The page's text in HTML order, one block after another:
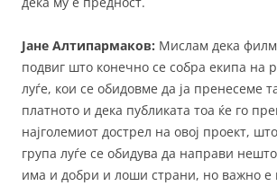
Јане Алтипармаков: Мислам дека
подвиг што конечно се собра екипа на
луѓе, кои се обидовме да ја пренесеме
платното и дека публиката тоа ќе го
најголемиот дострел на овој проект,
група луѓе се обидува да направи
има и добри и лоши страни, но важно е